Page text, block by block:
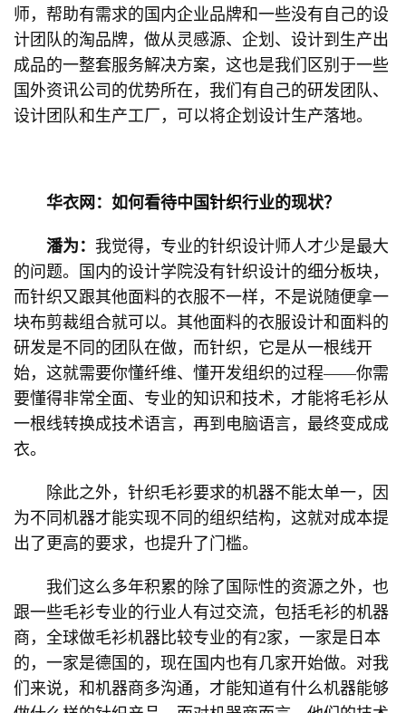
师，帮助有需求的国内企业品牌和一些没有自己的设
计团队的淘品牌，做从灵感源、企划、设计到生产出
成品的一整套服务解决方案，这也是我们区别于一些
国外资讯公司的优势所在，我们有自己的研发团队、
设计团队和生产工厂，可以将企划设计生产落地。
华衣网：如何看待中国针织行业的现状？
潘为： 我觉得，专业的针织设计师人才少是最大
的问题。国内的设计学院没有针织设计的细分板块，
而针织又跟其他面料的衣服不一样，不是说随便拿一
块布剪裁组合就可以。其他面料的衣服设计和面料的
研发是不同的团队在做，而针织，它是从一根线开
始，这就需要你懂纤维、懂开发组织的过程——你需
要懂得非常全面、专业的知识和技术，才能将毛衫从
一根线转换成技术语言，再到电脑语言，最终变成成
衣。
除此之外，针织毛衫要求的机器不能太单一，因
为不同机器才能实现不同的组织结构，这就对成本提
出了更高的要求，也提升了门槛。
我们这么多年积累的除了国际性的资源之外，也
跟一些毛衫专业的行业人有过交流，包括毛衫的机器
商，全球做毛衫机器比较专业的有2家，一家是日本
的，一家是德国的，现在国内也有几家开始做。对我
们来说，和机器商多沟通，才能知道有什么机器能够